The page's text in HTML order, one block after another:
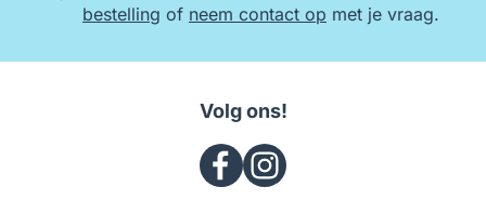
bestelling of neem contact op met je vraag.
Volg ons!